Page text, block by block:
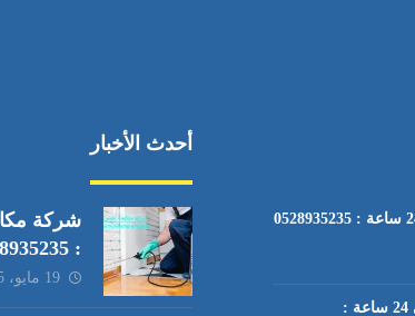
شركة تنظيف في أبوظبي 24 ساعة :
أحدث الأخبار
شركة
: 0528935235
19 مايو، 2025